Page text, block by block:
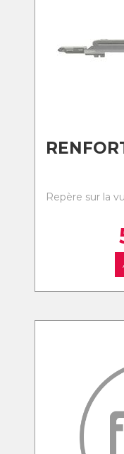
Repère sur la